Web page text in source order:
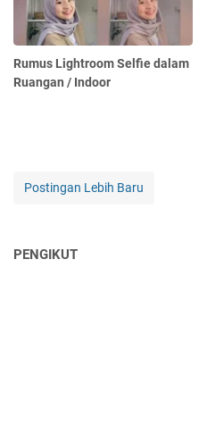
Rumus Lightroom Selfie dalam
Ruangan / Indoor
Postingan Lebih Baru
PENGIKUT